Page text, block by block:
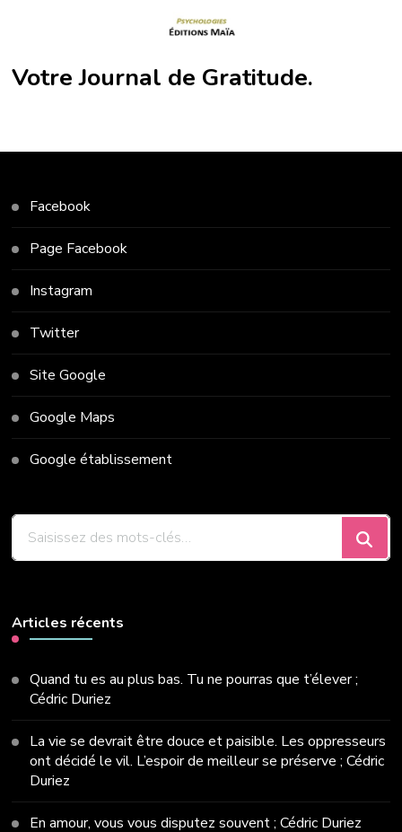
Votre Journal de Gratitude.
Facebook
Page Facebook
Instagram
Twitter
Site Google
Google Maps
Google établissement
?
Articles récents
Quand tu es au plus bas. Tu ne pourras que t’élever ;
Cédric Duriez
La vie se devrait être douce et paisible. Les oppresseurs
ont décidé le vil. L’espoir de meilleur se préserve ; Cédric
Duriez
En amour, vous vous disputez souvent ; Cédric Duriez